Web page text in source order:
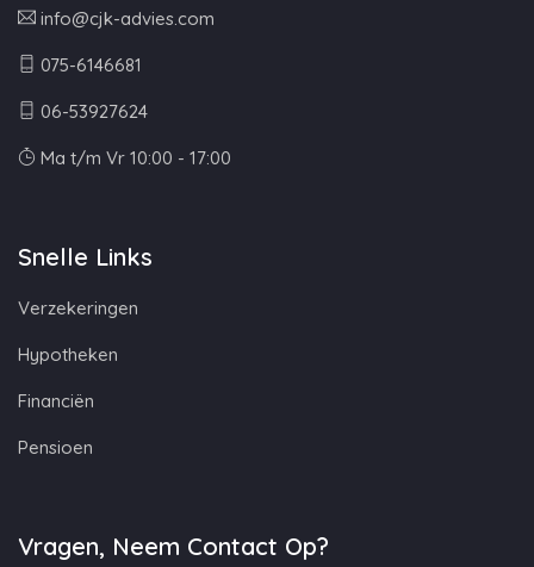
info@cjk-advies.com
075-6146681
06-53927624
Ma t/m Vr 10:00 - 17:00
Snelle Links
Verzekeringen
Hypotheken
Financiën
Pensioen
Vragen, Neem Contact Op?